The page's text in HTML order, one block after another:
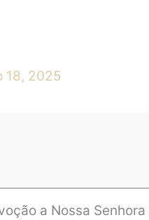
18, 2025
a Nossa